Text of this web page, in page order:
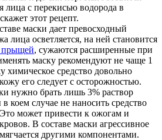
лица с перекисью водорода в
этот рецепт.
маски дает превосходный
лица осветляется, на ней становится
прыщей, сужаются расширенные при
маску рекомендуют не чаще 1
химическое средство довольно
его следует с осторожностью.
нужно брать лишь 3% раствор
коем случае не наносить средство
может привести к ожогам и
В составе маски агрессивное
другими компонентами.